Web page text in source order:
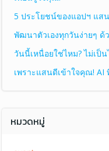
5 ประโยชน์ของแอปฯ แส
พัฒนาตัวเองทุกวันง่ายๆ ด้
วันนี้เหนื่อยใช่ไหม? ไม่เป็
เพราะแสนดีเข้าใจคุณ!
หมวดหมู่